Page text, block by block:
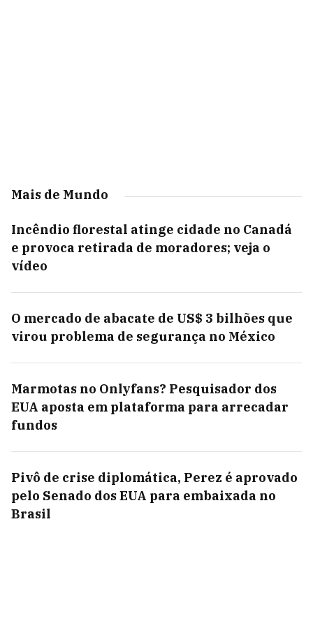
Mais de Mundo
Incêndio florestal atinge cidade no Canadá
e provoca retirada de moradores; veja o
vídeo
O mercado de abacate de US$ 3 bilhões que
virou problema de segurança no México
Marmotas no Onlyfans? Pesquisador dos
EUA aposta em plataforma para arrecadar
fundos
Pivô de crise diplomática, Perez é aprovado
pelo Senado dos EUA para embaixada no
Brasil